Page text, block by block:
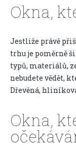
Okna,
Jestliže právě
trhu je poměrně
typů, materiálů,
nebudete vědět,
Dřevěná,
Okna,